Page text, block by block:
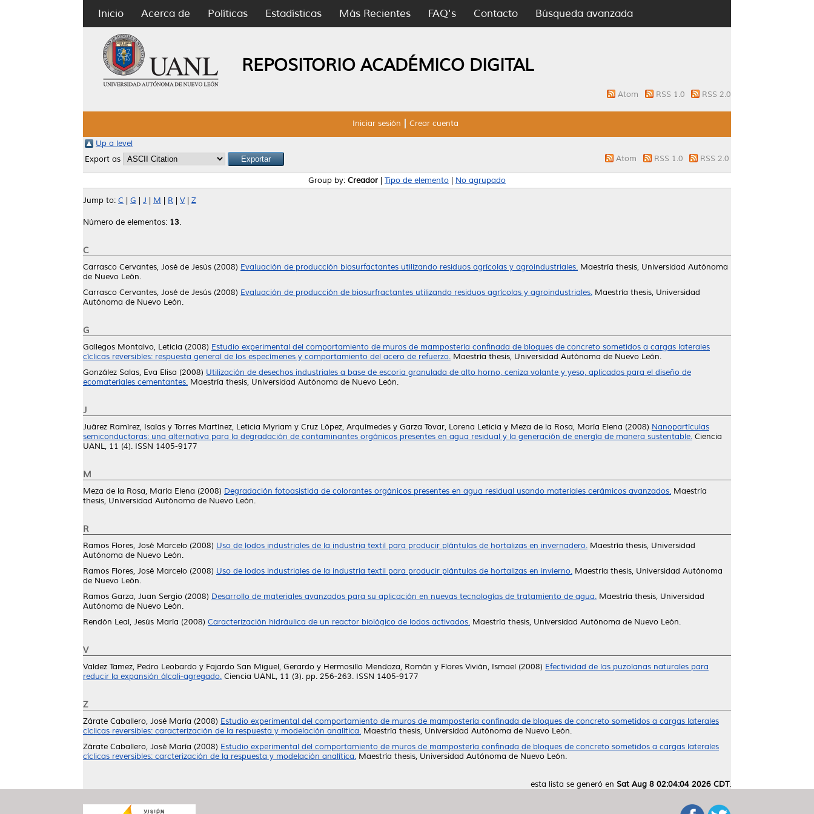
Inicio Acerca de Políticas Estadísticas Más Recientes FAQ's Contacto Búsqueda avanzada
REPOSITORIO ACADÉMICO DIGITAL
Atom RSS 1.0 RSS 2.0
Iniciar sesión Crear cuenta
Up a level
Export as
Atom RSS 1.0 RSS 2.0
Group by: Creador Tipo de elemento No agrupado
Jump to: C G J M R V| Z
Número de elementos: 13.
C
Carrasco Cervantes, José de Jesús (2008) Evaluación de producción biosurfactantes utilizando residuos agrícolas y agroindustriales. Maestría thesis, Universidad Autónoma
de Nuevo León.
Carrasco Cervantes, José de Jesús (2008) Evaluación de producción de biosurfractantes utilizando residuos agrícolas y agroindustriales. Maestría thesis, Universidad
Autónoma de Nuevo León.
G
Gallegos Montalvo, Leticia (2008) Estudio experimental del comportamiento de muros de mampostería confinada de bloques de concreto sometidos a cargas laterales
cíclicas reversibles: respuesta general de los especímenes y comportamiento del acero de refuerzo. Maestría thesis, Universidad Autónoma de Nuevo León.
González Salas, Eva Elisa (2008) Utilización de desechos industriales a base de escoria granulada de alto horno, ceniza volante y yeso, aplicados para el diseño de
ecomateriales cementantes. Maestría thesis, Universidad Autónoma de Nuevo León.
J
Juárez Ramírez, Isaías y Torres Martínez, Leticia Myriam y Cruz López, Arquímedes y Garza Tovar, Lorena Leticia y Meza de la Rosa, María Elena (2008) Nanopartículas
semiconductoras: una alternativa para la degradación de contaminantes orgánicos presentes en agua residual y la generación de energía de manera sustentable. Ciencia
UANL, 11 (4). ISSN 1405-9177
M
Meza de la Rosa, María Elena (2008) Degradación fotoasistida de colorantes orgánicos presentes en agua residual usando materiales cerámicos avanzados. Maestría
thesis, Universidad Autónoma de Nuevo León.
R
Ramos Flores, José Marcelo (2008) Uso de lodos industriales de la industria textil para producir plántulas de hortalizas en invernadero. Maestría thesis, Universidad
Autónoma de Nuevo León.
Ramos Flores, José Marcelo (2008) Uso de lodos industriales de la industria textil para producir plántulas de hortalizas en invierno. Maestría thesis, Universidad Autónoma
de Nuevo León.
Ramos Garza, Juan Sergio (2008) Desarrollo de materiales avanzados para su aplicación en nuevas tecnologías de tratamiento de agua. Maestría thesis, Universidad
Autónoma de Nuevo León.
Rendón Leal, Jesús María (2008) Caracterización hidráulica de un reactor biológico de lodos activados. Maestría thesis, Universidad Autónoma de Nuevo León.
V
Valdez Tamez, Pedro Leobardo y Fajardo San Miguel, Gerardo y Hermosillo Mendoza, Román y Flores Vivián, Ismael (2008) Efectividad de las puzolanas naturales para
reducir la expansión álcali-agregado. Ciencia UANL, 11 (3). pp. 256-263. ISSN 1405-9177
Z
Zárate Caballero, José María (2008) Estudio experimental del comportamiento de muros de mampostería confinada de bloques de concreto sometidos a cargas laterales
cíclicas reversibles: caracterización de la respuesta y modelación analítica. Maestría thesis, Universidad Autónoma de Nuevo León.
Zárate Caballero, José María (2008) Estudio experimental del comportamiento de muros de mampostería confinada de bloques de concreto sometidos a cargas laterales
cíclicas reversibles: carcterización de la respuesta y modelación analítica. Maestría thesis, Universidad Autónoma de Nuevo León.
esta lista se generó en Sat Aug 8 02:04:04 2026 CDT.